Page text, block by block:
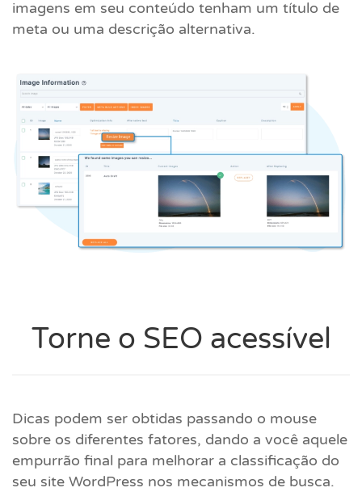
imagens em seu conteúdo tenham um título de
meta ou uma descrição alternativa.
Torne o SEO acessível
Dicas podem ser obtidas passando o mouse
sobre os diferentes fatores, dando a você aquele
empurrão final para melhorar a classificação do
seu site WordPress nos mecanismos de busca.